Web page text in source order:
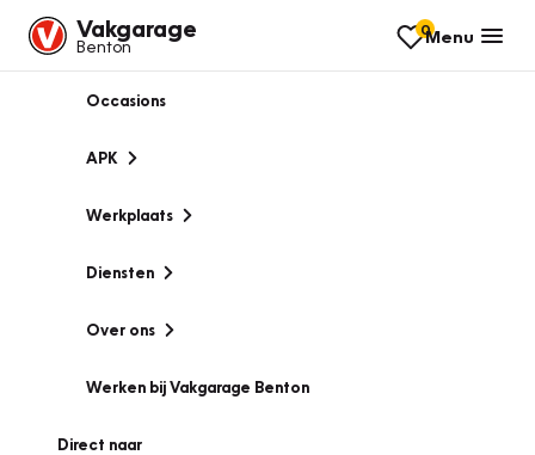
Vakgarage
Benton
0Menu
Occasions
APK
Werkplaats
Diensten
Over ons
Werken bij Vakgarage Benton
Direct naar